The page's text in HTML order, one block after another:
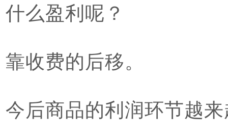
什么盈利呢？
靠收费的后移。
今后商品的利润环节越